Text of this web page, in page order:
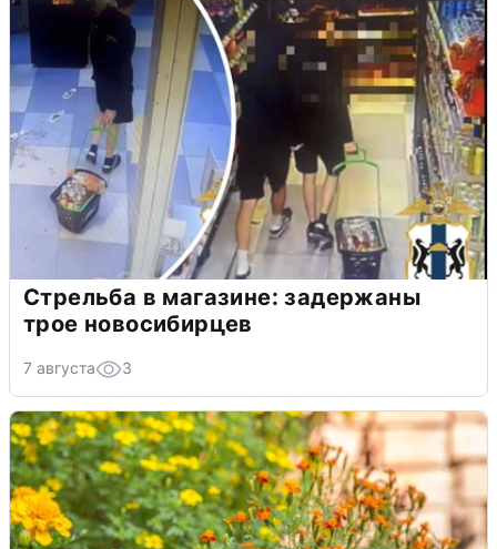
Стрельба в магазине: задержаны
трое новосибирцев
7 августа 3